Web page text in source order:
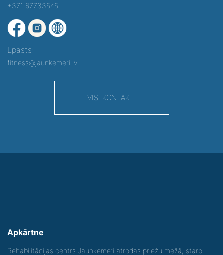
+371 67733545
Epasts:
fitness@jaunkemeri.lv
VISI KONTAKTI
Apkārtne
Rehabilitācijas centrs Jaunķemeri atrodas priežu mežā, starp